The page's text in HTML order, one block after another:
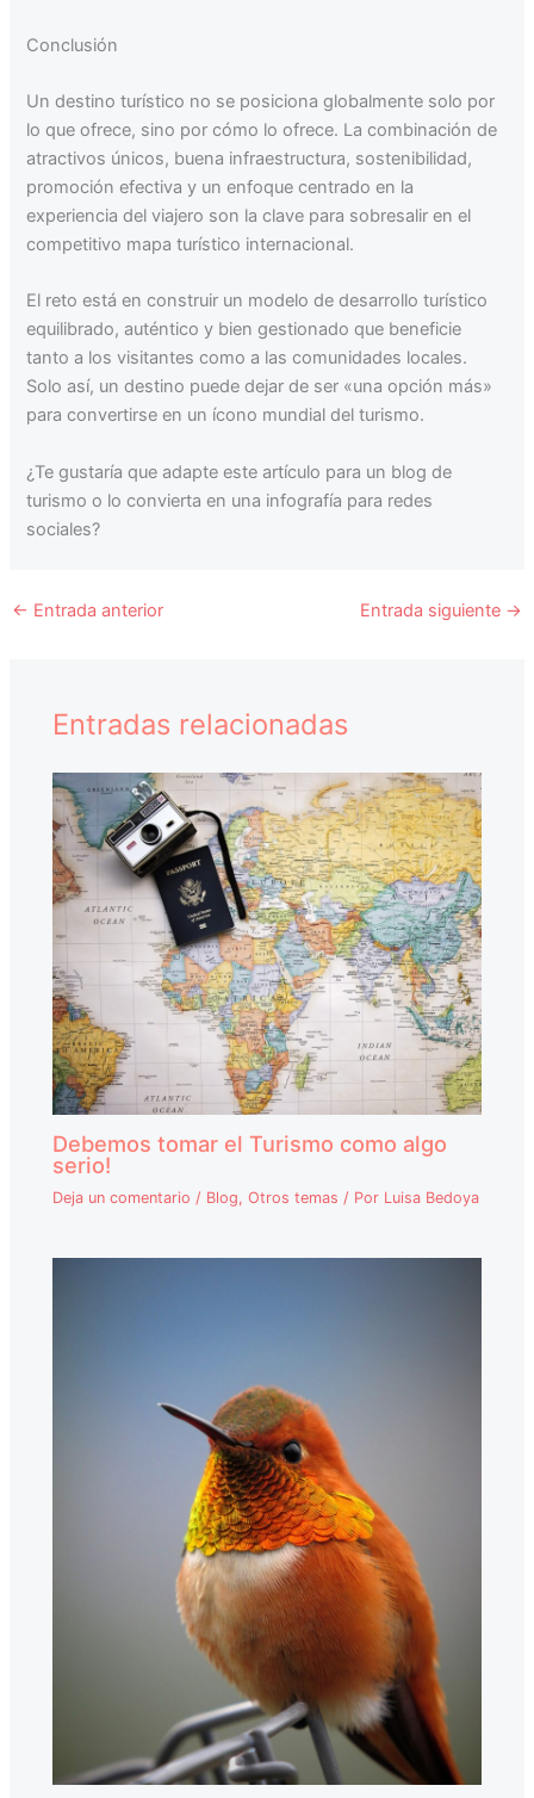
Conclusión
Un destino turístico no se posiciona globalmente solo por
lo que ofrece, sino por cómo lo ofrece. La combinación de
atractivos únicos, buena infraestructura, sostenibilidad,
promoción efectiva y un enfoque centrado en la
experiencia del viajero son la clave para sobresalir en el
competitivo mapa turístico internacional.
El reto está en construir un modelo de desarrollo turístico
equilibrado, auténtico y bien gestionado que beneficie
tanto a los visitantes como a las comunidades locales.
Solo así, un destino puede dejar de ser «una opción más»
para convertirse en un ícono mundial del turismo.
¿Te gustaría que adapte este artículo para un blog de
turismo o lo convierta en una infografía para redes
sociales?
← Entrada anterior Entrada siguiente →
Entradas relacionadas
Debemos tomar el Turismo como algo
serio!
Deja un comentario / Blog,Otros temas / Por Luisa Bedoya